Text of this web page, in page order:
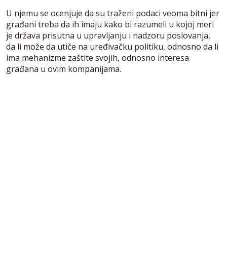
U njemu se ocenjuje da su traženi podaci veoma bitni jer
građani treba da ih imaju kako bi razumeli u kojoj meri
je država prisutna u upravljanju i nadzoru poslovanja,
da li može da utiče na uređivačku politiku, odnosno da li
ima mehanizme zaštite svojih, odnosno interesa
građana u ovim kompanijama.